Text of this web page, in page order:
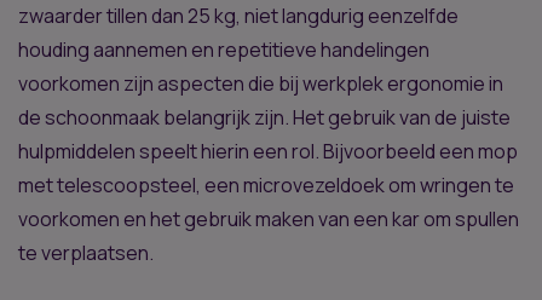
zwaarder tillen dan 25 kg, niet langdurig eenzelfde
houding aannemen en repetitieve handelingen
voorkomen zijn aspecten die bij werkplek ergonomie in
de schoonmaak belangrijk zijn. Het gebruik van de juiste
hulpmiddelen speelt hierin een rol. Bijvoorbeeld een mop
met telescoopsteel, een microvezeldoek om wringen te
voorkomen en het gebruik maken van een kar om spullen
te verplaatsen.